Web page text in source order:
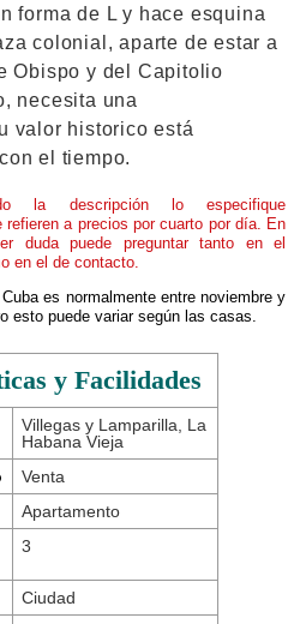
forma de L y hace esquina
colonial, aparte de estar a
Obispo y del Capitolio
necesita una
valor historico está
el tiempo.
la descripción lo especifique
a precios por cuarto por día. En
duda puede preguntar tanto en el
en el de contacto.
es normalmente entre noviembre y
esto puede variar según las casas.
y Facilidades
Villegas y Lamparilla, La
Habana Vieja
Venta
Apartamento
3
Ciudad